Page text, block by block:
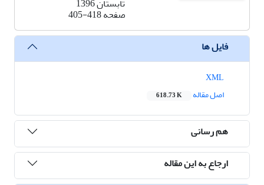
تابستان 1396
صفحه405-418
فایل ها
اصل مقاله
618.73 K
هم رسانی
ارجاع به این مقاله